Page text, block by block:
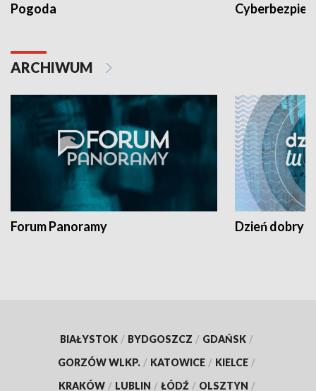
Pogoda
ARCHIWUM
Forum Panoramy Dzień dobry
BIAŁYSTOK / BYDGOSZCZ / GDAŃSK /
GORZÓW WLKP. / KATOWICE / KIELCE /
KRAKÓW / LUBLIN / ŁÓDŹ / OLSZTYN /